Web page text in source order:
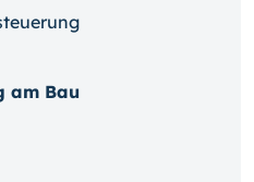
am Bau